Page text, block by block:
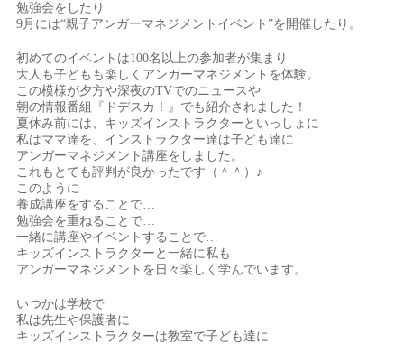
勉強会をしたり
9月には“親子アンガーマネジメントイベント”を開催したり。
初めてのイベントは100名以上の参加者が集まり
大人も子どもも楽しくアンガーマネジメントを体験。
この模様が夕方や深夜のTVでのニュースや
朝の情報番組『ドデスカ！』でも紹介されました！
夏休み前には、キッズインストラクターといっしょに
私はママ達を、インストラクター達は子ども達に
アンガーマネジメント講座をしました。
これもとても評判が良かったです（＾＾）♪
このように
養成講座をすることで…
勉強会を重ねることで…
一緒に講座やイベントすることで…
キッズインストラクターと一緒に私も
アンガーマネジメントを日々楽しく学んでいます。
いつかは学校で
私は先生や保護者に
キッズインストラクターは教室で子ども達に